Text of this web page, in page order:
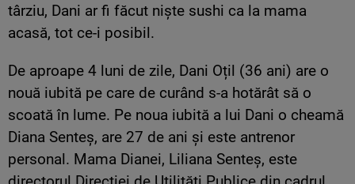
târziu, Dani ar fi făcut niște sushi ca la mama
acasă, tot ce-i posibil.
De aproape 4 luni de zile, Dani Oțil (36 ani) are o
nouă iubită pe care de curând s-a hotărât să o
scoată în lume. Pe noua iubită a lui Dani o cheamă
Diana Senteș, are 27 de ani și este antrenor
personal. Mama Dianei, Liliana Senteș, este